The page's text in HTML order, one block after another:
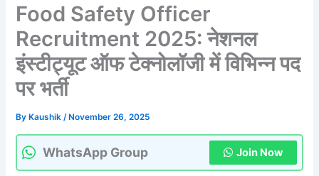
Food Safety Officer
Recruitment 2025: नेशनल
इंस्टीट्यूट ऑफ टेक्नोलॉजी में विभिन्न पद
पर भर्ती
By Kaushik/ November 26, 2025
WhatsApp Group Join Now